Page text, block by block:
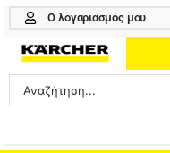
Μετάβαση
περιεχόμενο
Ο λογαριασμός μου
Search
...